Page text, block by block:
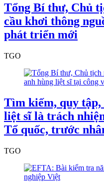
Tổng Bí thư, Chủ
cầu khơi thông
phát triển mới
TGO
Tìm kiếm, quy tập,
liệt sĩ là trách
Tổ quốc, trước
TGO